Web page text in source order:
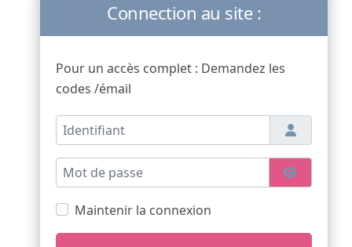
Connection au site :
Pour un accès complet : Demandez les
codes /émail
Identifiant
Mot de passe
Afficher
Maintenir la connexion